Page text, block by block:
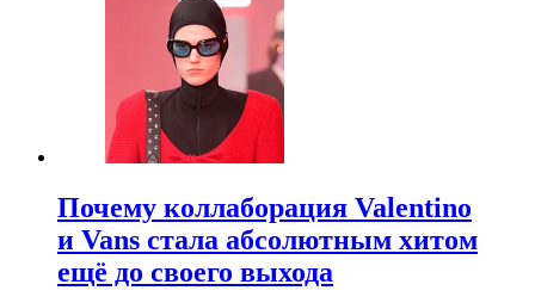
Почему коллаборация Valentino
и Vans стала абсолютным хитом
ещё до своего выхода